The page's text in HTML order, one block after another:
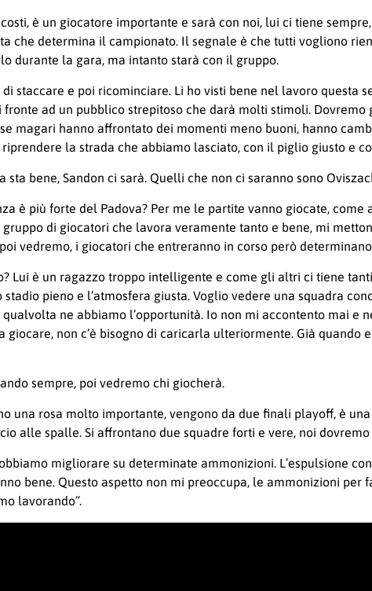
è un giocatore importante e sarà con noi, lui ci tiene
che determina il campionato. Il segnale è che tutti vogliono
durante la gara, ma intanto starà con il gruppo.
di staccare e poi ricominciare. Li ho visti bene nel lavoro
ad un pubblico strepitoso che darà molti stimoli.
magari hanno affrontato dei momenti meno buoni, hanno
la strada che abbiamo lasciato, con il piglio giusto e
sta bene, Sandon ci sarà. Quelli che non ci saranno sono
è più forte del Padova? Per me le partite vanno giocate,
di giocatori che lavora veramente tanto e bene, mi
vedremo, i giocatori che entreranno in corso però
Lui è un ragazzo troppo intelligente e come gli altri ci tiene
pieno e l’atmosfera giusta. Voglio vedere una squadra
ne abbiamo l’opportunità. Io non mi accontento mai e
giocare, non c’è bisogno di caricarla ulteriormente. Già
sempre, poi vedremo chi giocherà.
una rosa molto importante, vengono da due finali playoff, è
alle spalle. Si affrontano due squadre forti e vere, noi
migliorare su determinate ammonizioni. L’espulsione
bene. Questo aspetto non mi preoccupa, le ammonizioni per
lavorando”.